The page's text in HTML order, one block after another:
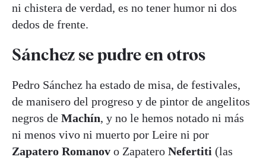
ni chistera de verdad, es no tener humor ni dos
dedos de frente.
Sánchez se pudre en otros
Pedro Sánchez ha estado de misa, de festivales,
de manisero del progreso y de pintor de angelitos
negros de Machín, y no le hemos notado ni más
ni menos vivo ni muerto por Leire ni por
Zapatero Romanov o Zapatero Nefertiti (las